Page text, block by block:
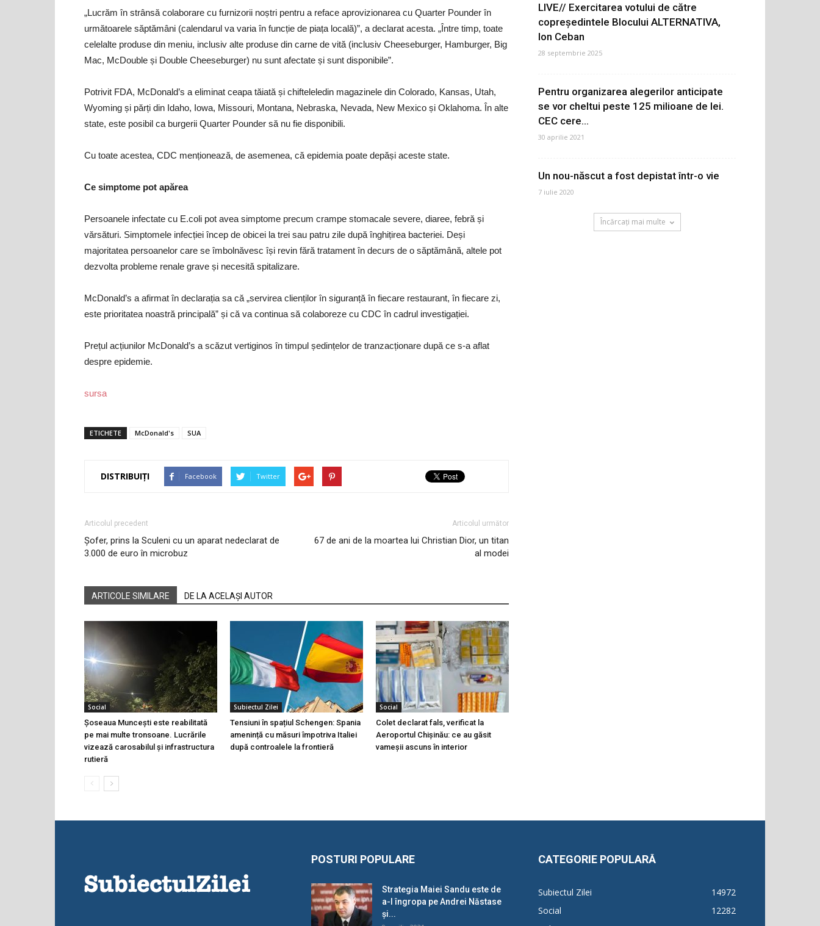
„Lucrăm în strânsă colaborare cu furnizorii noștri pentru a reface aprovizionarea cu Quarter Pounder în
următoarele săptămâni (calendarul va varia în funcție de piața locală)”, a declarat acesta. „Între timp, toate
celelalte produse din meniu, inclusiv alte produse din carne de vită (inclusiv Cheeseburger, Hamburger, Big
Mac, McDouble și Double Cheeseburger) nu sunt afectate și sunt disponibile”.
Potrivit FDA, McDonald’s a eliminat ceapa tăiată și chifteleledin magazinele din Colorado, Kansas, Utah,
Wyoming și părți din Idaho, Iowa, Missouri, Montana, Nebraska, Nevada, New Mexico și Oklahoma. În alte
state, este posibil ca burgerii Quarter Pounder să nu fie disponibili.
Cu toate acestea, CDC menționează, de asemenea, că epidemia poate depăși aceste state.
Ce simptome pot apărea
Persoanele infectate cu E.coli pot avea simptome precum crampe stomacale severe, diaree, febră și
vărsături. Simptomele infecției încep de obicei la trei sau patru zile după înghițirea bacteriei. Deși
majoritatea persoanelor care se îmbolnăvesc își revin fără tratament în decurs de o săptămână, altele pot
dezvolta probleme renale grave și necesită spitalizare.
McDonald’s a afirmat în declarația sa că „servirea clienților în siguranță în fiecare restaurant, în fiecare zi,
este prioritatea noastră principală” și că va continua să colaboreze cu CDC în cadrul investigației.
Prețul acțiunilor McDonald’s a scăzut vertiginos în timpul ședințelor de tranzacționare după ce s-a aflat
despre epidemie.
sursa
ETICHETE McDonald's SUA
DISTRIBUIȚI Facebook Twitter
Articolul precedent
Șofer, prins la Sculeni cu un aparat nedeclarat de
3.000 de euro în microbuz
Articolul următor
67 de ani de la moartea lui Christian Dior, un titan
al modei
ARTICOLE SIMILARE DE LA ACELAȘI AUTOR
Social
Șoseaua Muncești este reabilitată
pe mai multe tronsoane. Lucrările
vizează carosabilul și infrastructura
rutieră
Subiectul Zilei
Tensiuni în spațiul Schengen: Spania
amenință cu măsuri împotriva Italiei
după controalele la frontieră
Social
Colet declarat fals, verificat la
Aeroportul Chișinău: ce au găsit
vameșii ascuns în interior
LIVE// Exercitarea votului de către
copreședintele Blocului ALTERNATIVA,
Ion Ceban
28 septembrie 2025
Pentru organizarea alegerilor anticipate
se vor cheltui peste 125 milioane de lei.
CEC cere...
30 aprilie 2021
Un nou-născut a fost depistat într-o vie
7 iulie 2020
Încărcați mai multe
POSTURI POPULARE
Strategia Maiei Sandu este de
a-l îngropa pe Andrei Năstase
și...
CATEGORIE POPULARĂ
Subiectul Zilei
14972
Social
12282